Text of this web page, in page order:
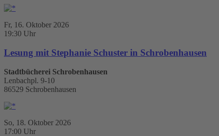
Fr, 16. Oktober 2026
19:30 Uhr
Lesung mit Stephanie Schuster in Schrobenhausen
Stadtbücherei Schrobenhausen
Lenbachpl. 9-10
86529 Schrobenhausen
So, 18. Oktober 2026
17:00 Uhr